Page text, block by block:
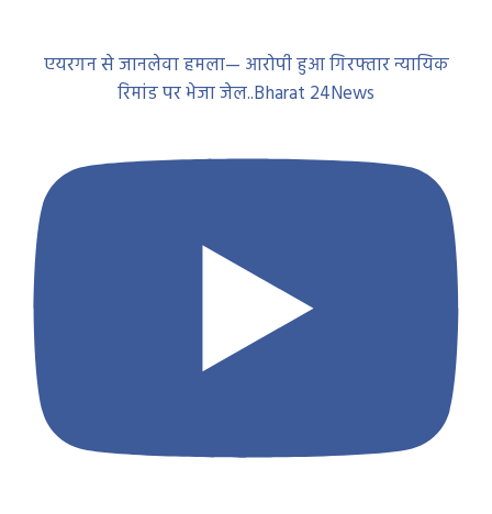
एयरगन से जानलेवा हमला— आरोपी हुआ गिरफ्तार न्यायिक
रिमांड पर भेजा जेल..Bharat 24News